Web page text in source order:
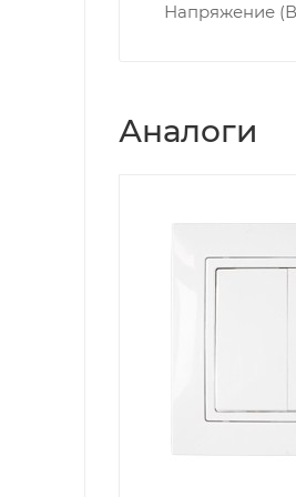
Напряжение
Аналоги